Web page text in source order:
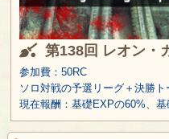
第138回 レオン・
参加費：50RC
ソロ対戦の予選リーグ＋決勝
現在報酬：基礎EXPの60%、